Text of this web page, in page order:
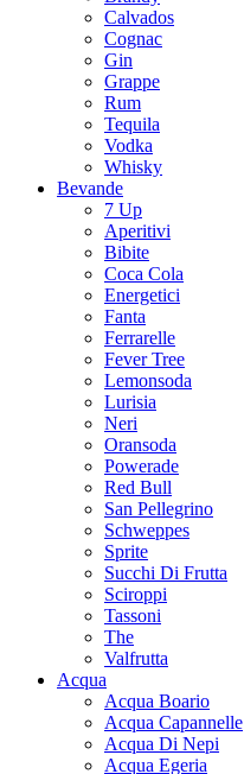
Calvados
Cognac
Gin
Grappe
Rum
Tequila
Vodka
Whisky
Bevande
7 Up
Aperitivi
Bibite
Coca Cola
Energetici
Fanta
Ferrarelle
Fever Tree
Lemonsoda
Lurisia
Neri
Oransoda
Powerade
Red Bull
San Pellegrino
Schweppes
Sprite
Succhi Di Frutta
Sciroppi
Tassoni
The
Valfrutta
Acqua
Acqua Boario
Acqua Capannelle
Acqua Di Nepi
Acqua Egeria